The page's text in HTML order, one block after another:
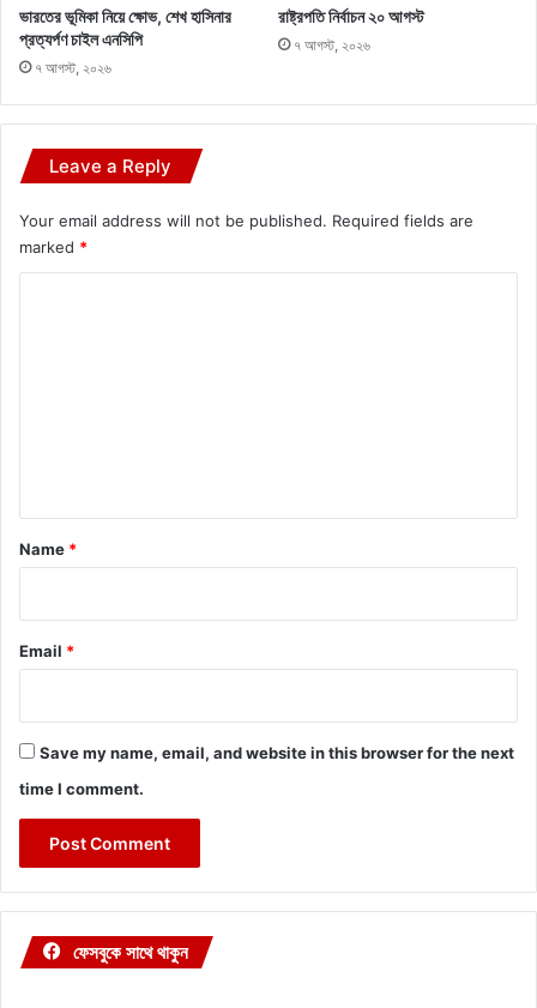
ভারতের ভূমিকা নিয়ে ক্ষোভ, শেখ হাসিনার
প্রত্যর্পণ চাইল এনসিপি
৭ আগস্ট, ২০২৬
রাষ্ট্রপতি নির্বাচন ২০ আগস্ট
৭ আগস্ট, ২০২৬
Leave a Reply
Your email address will not be published. Required fields are
marked *
*
Name *
Email *
Save my name, email, and website in this browser for the next
time I comment.
ফেসবুকে সাথে থাকুন